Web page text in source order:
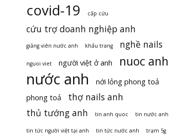
covid-19 cấp cứu
cứu trợ doanh nghiệp anh
giảng viên nước anh khẩu trang nghề nails
nguoi viet người việt ở anh nuoc anh
nước anh
nới lỏng phong toả
phong toả
thợ nails anh
thủ tướng anh
tin anh quoc tin nước anh
tin tức người việt tại anh tin tức nước anh trạm 5g